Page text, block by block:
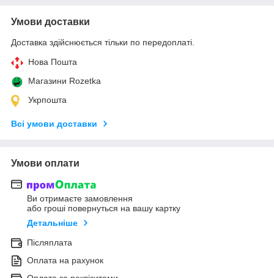
Умови доставки
Доставка здійснюється тільки по передоплаті.
Нова Пошта
Магазини Rozetka
Укрпошта
Всі умови доставки
Умови оплати
Ви отримаєте замовлення
або гроші повернуться на вашу картку
Детальніше
Післяплата
Оплата на рахунок